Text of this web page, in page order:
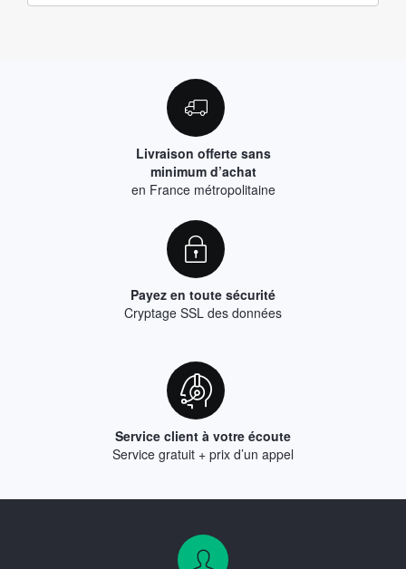
Livraison offerte sans
minimum d’achat
en France métropolitaine
Payez en toute sécurité
Cryptage SSL des données
Service client à votre écoute
Service gratuit + prix d’un appel